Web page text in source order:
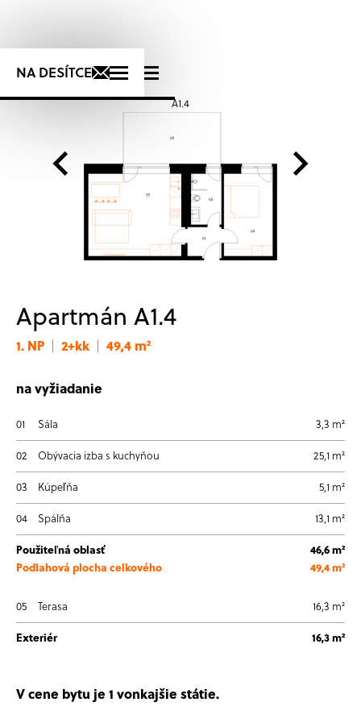
+420 725 723 276
NA DESÍTCE
A1.4
Apartmán A1.4
1. NP 2+kk 49,4 m²
na vyžiadanie
01 Sála 3,3 m²
02 Obývacia izba s kuchyňou 25,1 m²
03 Kúpeľňa 5,1 m²
04 Spálňa 13,1 m²
Použiteľná oblasť
Podlahová plocha celkového
46,6 m²
49,4 m²
05 Terasa 16,3 m²
Exteriér 16,3 m²
V cene bytu je 1 vonkajšie státie.